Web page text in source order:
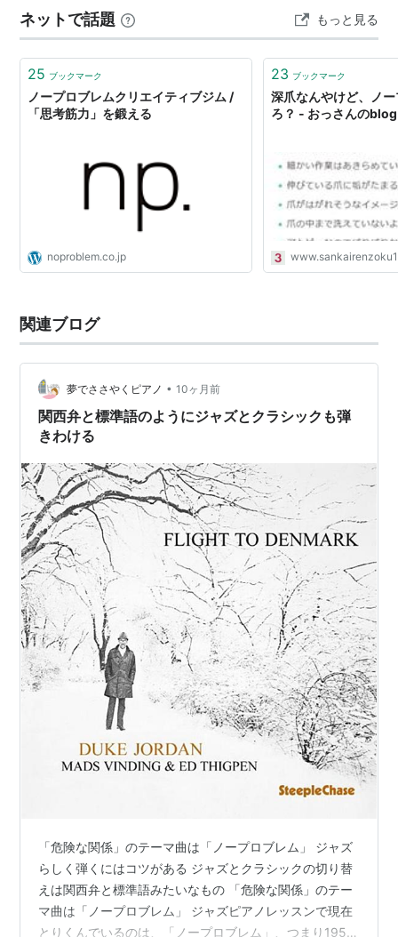
し。 きのうは私も最低4曲ぐらいは弾くつもりで心の準
備をしていた。 その内訳は、 …
ネットで話題 もっと見る
25 ブックマーク
ノープロブレムクリエイティブジム /
「思考筋力」を鍛える
noproblem.co.jp
23 ブックマーク
深爪なんやけど、ノ
ろ？ - おっさんの
関連ブログ
夢でささやくピアノ • 10ヶ月前
関西弁と標準語のようにジャズとクラシックも弾
きわける
「危険な関係」のテーマ曲は「ノープロブレム」 ジャズ
らしく弾くにはコツがある ジャズとクラシックの切り替
えは関西弁と標準語みたいなもの 「危険な関係」のテー
マ曲は「ノープロブレム」 ジャズピアノレッスンで現在
とりくんでいるのは、「ノープロブレム」、つまり1959